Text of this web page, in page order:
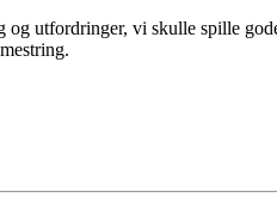
og utfordringer, vi skulle spille